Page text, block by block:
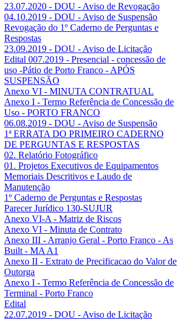
23.07.2020 - DOU - Aviso de Revogação
04.10.2019 - DOU - Aviso de Suspensão
Revogação do 1º Caderno de Perguntas e
Respostas
23.09.2019 - DOU - Aviso de Licitação
Edital 007.2019 - Presencial - concessão de
uso -Pátio de Porto Franco - APÓS
SUSPENSÃO
Anexo VI - MINUTA CONTRATUAL
Anexo I - Termo Referência de Concessão de
Uso - PORTO FRANCO
06.08.2019 - DOU - Aviso de Suspensão
1ª ERRATA DO PRIMEIRO CADERNO
DE PERGUNTAS E RESPOSTAS
02. Relatório Fotográfico
01. Projetos Executivos de Equipamentos
Memoriais Descritivos e Laudo de
Manutenção
1º Caderno de Perguntas e Respostas
Parecer Jurídico 130-SUJUR
Anexo VI-A - Matriz de Riscos
Anexo VI - Minuta de Contrato
Anexo III - Arranjo Geral - Porto Franco - As
Built - MA A1
Anexo II - Extrato de Precificacao do Valor de
Outorga
Anexo I - Termo Referência de Concessão de
Terminal - Porto Franco
Edital
22.07.2019 - DOU - Aviso de Licitação